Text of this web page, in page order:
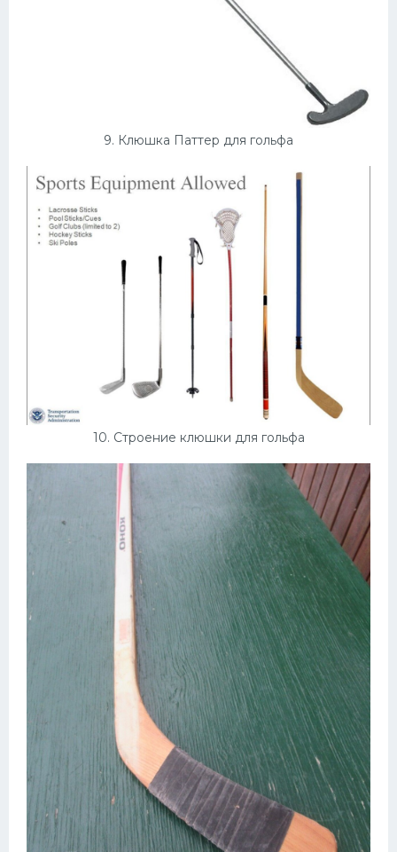
9. Клюшка Паттер для гольфа
10. Строение клюшки для гольфа